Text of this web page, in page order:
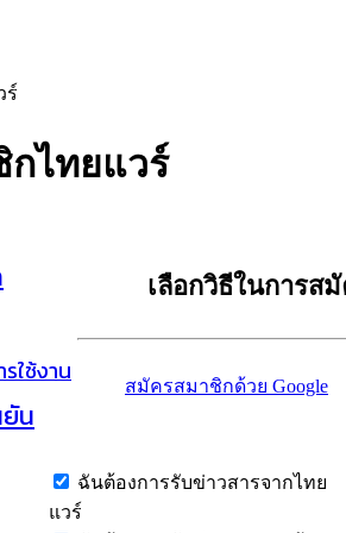
ไทยแวร์
ใช้งาน
น
เลือกวิธีในการส
สมัครสมาชิกด้วย Google
ฉันต้องการรับข่าวสารจากไทย
แวร์